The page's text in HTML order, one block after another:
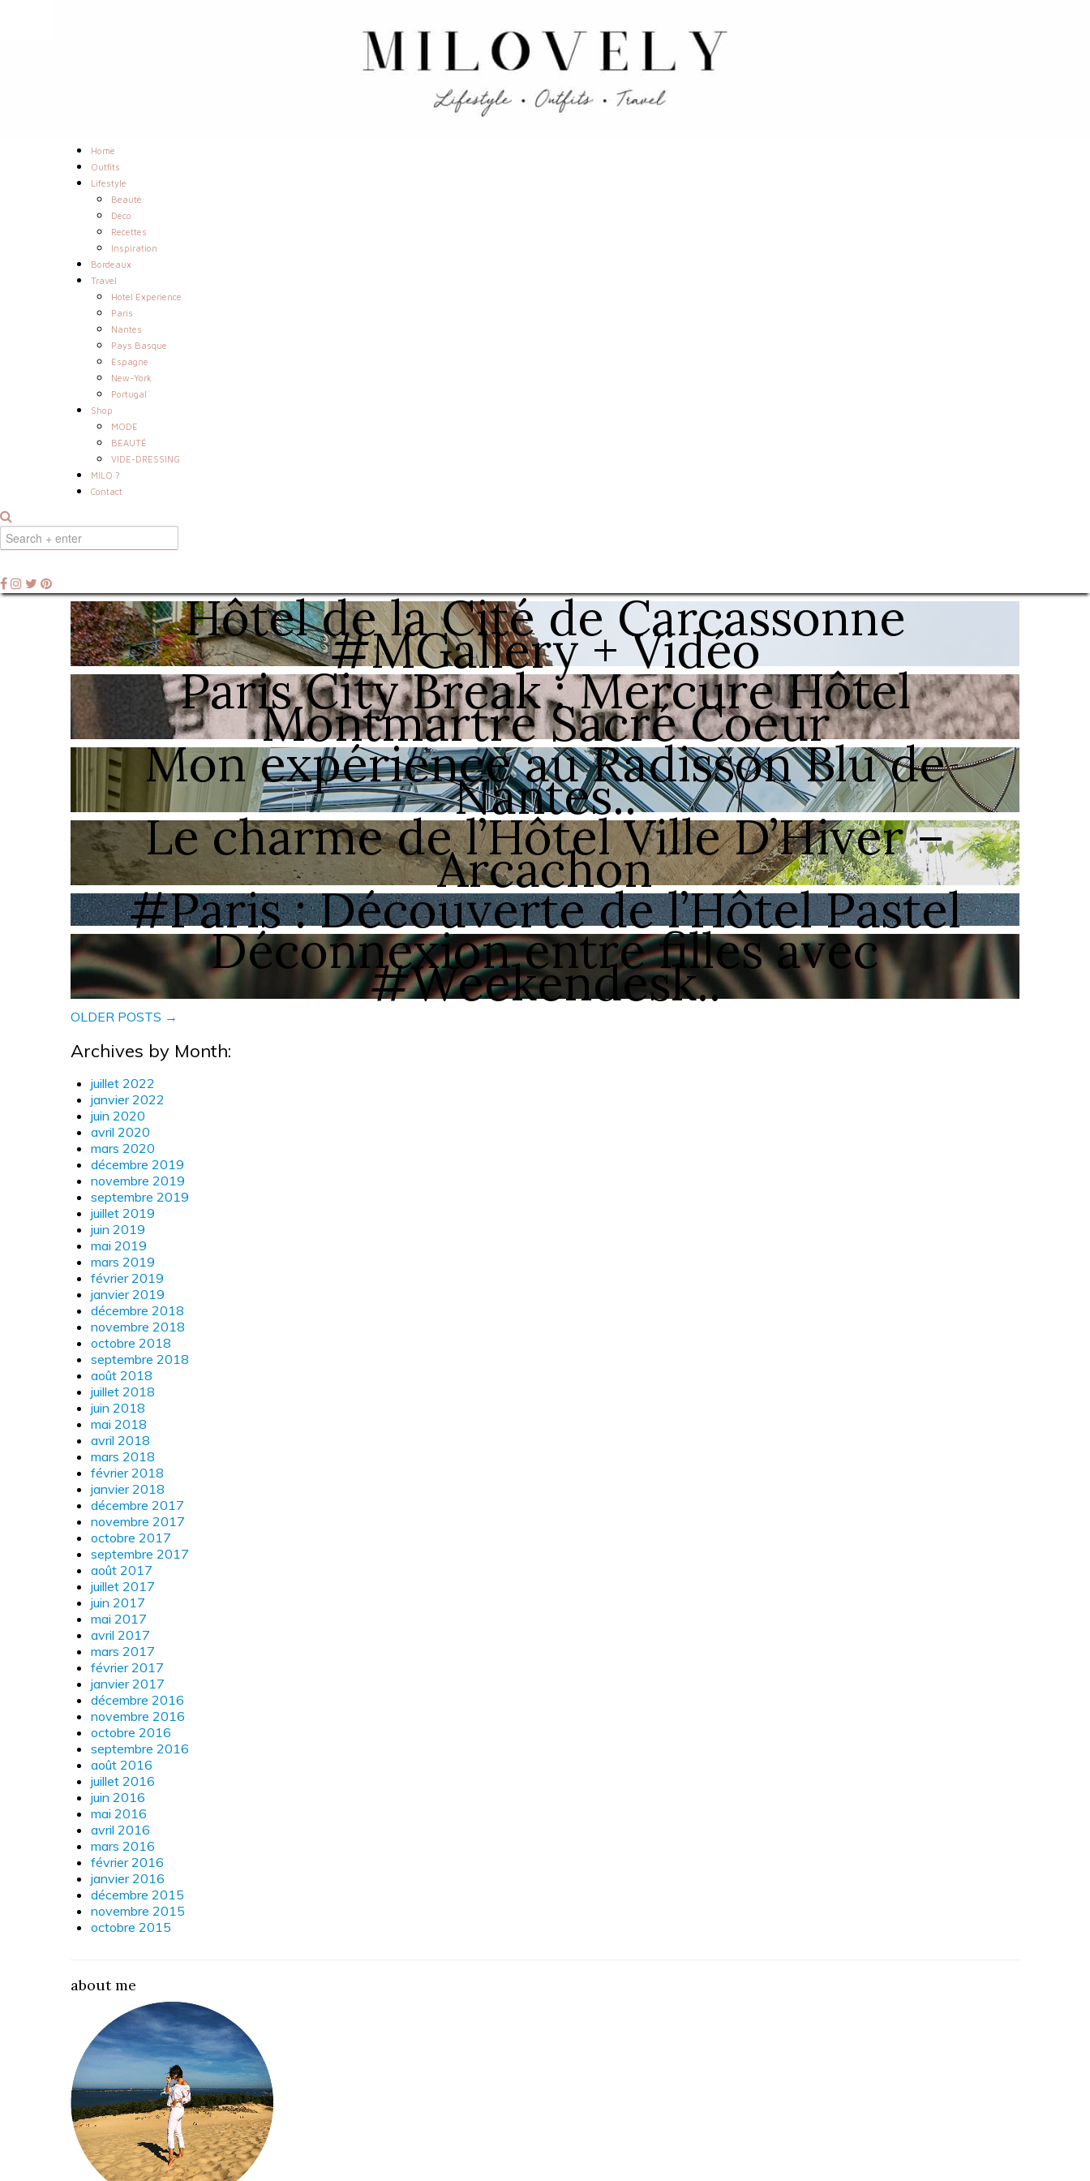
Home
Outfits
Lifestyle
Beauté
Déco
Recettes
Inspiration
Bordeaux
Travel
Hotel Experience
Paris
Nantes
Pays Basque
Espagne
New-York
Portugal
Shop
MODE
BEAUTÉ
VIDE-DRESSING
MILO ?
Contact
Hôtel de la Cité de Carcassonne
#MGallery + Vidéo
Paris City Break : Mercure Hôtel
Montmartre Sacré Coeur
Mon expérience au Radisson Blu de
Nantes..
Le charme de l’Hôtel Ville D’Hiver –
Arcachon
#Paris : Découverte de l’Hôtel Pastel
Déconnexion entre filles avec
#Weekendesk..
OLDER POSTS →
Archives by Month:
juillet 2022
janvier 2022
juin 2020
avril 2020
mars 2020
décembre 2019
novembre 2019
septembre 2019
juillet 2019
juin 2019
mai 2019
mars 2019
février 2019
janvier 2019
décembre 2018
novembre 2018
octobre 2018
septembre 2018
août 2018
juillet 2018
juin 2018
mai 2018
avril 2018
mars 2018
février 2018
janvier 2018
décembre 2017
novembre 2017
octobre 2017
septembre 2017
août 2017
juillet 2017
juin 2017
mai 2017
avril 2017
mars 2017
février 2017
janvier 2017
décembre 2016
novembre 2016
octobre 2016
septembre 2016
août 2016
juillet 2016
juin 2016
mai 2016
avril 2016
mars 2016
février 2016
janvier 2016
décembre 2015
novembre 2015
octobre 2015
about me